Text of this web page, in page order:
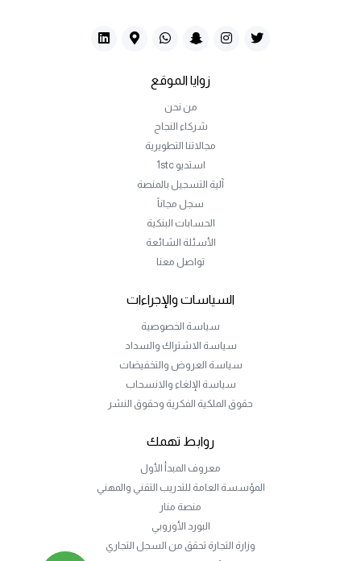
زوايا الموقع
من نحن
شركاء النجاح
مجالاتنا التطويرية
استديو 1stc
آلية التسجيل بالمنصة
سجل مجاناً
الحسابات البنكية
الأسئلة الشائعة
تواصل معنا
السياسات والإجراءات
سياسة الخصوصية
سياسة الاشتراك والسداد
سياسة العروض والتخفيضات
سياسة الإلغاء والانسحاب
حقوق الملكية الفكرية وحقوق النشر
روابط تهمك
معروف المبدأ الأول
المؤسسة العامة للتدريب التقني والمهني
منصة منار
البورد الأوروبي
وزارة التجارة تحقق من السجل التجاري